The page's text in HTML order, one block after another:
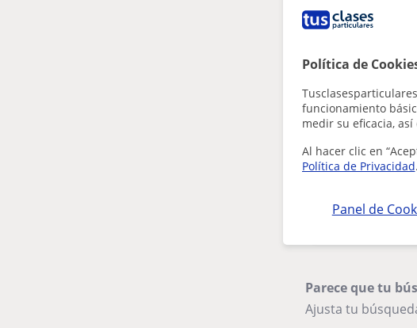
Política de
funcionamiento
medir su eficacia,
Al hacer clic en
Política de Privacidad.
Panel de
Parece que tu
Ajusta tu